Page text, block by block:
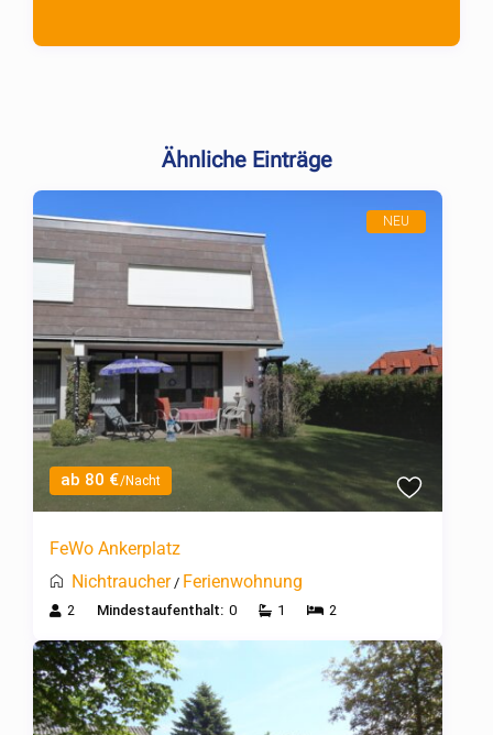
Ähnliche Einträge
ab 80 €/Nacht
NEU
FeWo Ankerplatz
Nichtraucher/ Ferienwohnung
2 Mindestaufenthalt: 0 1 2